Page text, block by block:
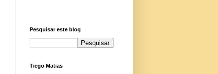
Pesquisar este blog
Tiego Matias